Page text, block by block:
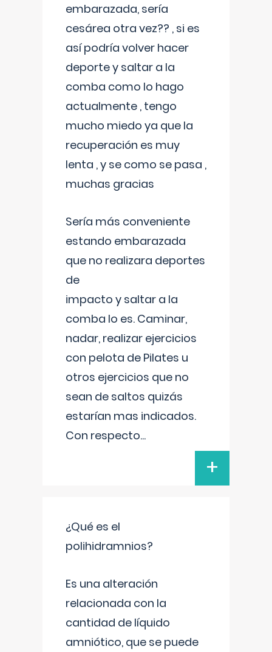
embarazada, sería
cesárea otra vez?? , si es
así podría volver hacer
deporte y saltar a la
comba como lo hago
actualmente , tengo
mucho miedo ya que la
recuperación es muy
lenta , y se como se pasa ,
muchas gracias
Sería más conveniente
estando embarazada
que no realizara deportes
de
impacto y saltar a la
comba lo es. Caminar,
nadar, realizar ejercicios
con pelota de Pilates u
otros ejercicios que no
sean de saltos quizás
estarían mas indicados.
Con respecto...
+
¿Qué es el
polihidramnios?
Es una alteración
relacionada con la
cantidad de líquido
amniótico, que se puede